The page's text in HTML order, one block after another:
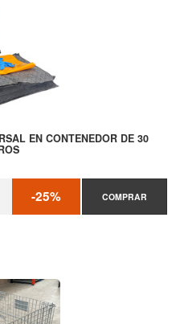
EN CONTENEDOR DE 30
-25% COMPRAR